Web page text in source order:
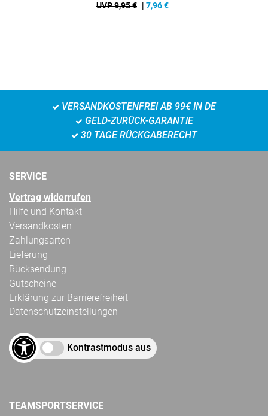
UVP 9,95 € | 7,96€
VERSANDKOSTENFREI AB 99€ IN DE
GELD-ZURÜCK-GARANTIE
30 TAGE RÜCKGABERECHT
SERVICE
Vertrag widerrufen
Hilfe und Kontakt
Versandkosten
Zahlungsarten
Lieferung
Rücksendung
Gutscheine
Erklärung zur Barrierefreiheit
Datenschutzeinstellungen
Kontrastmodus aus
TEAMSPORTSERVICE